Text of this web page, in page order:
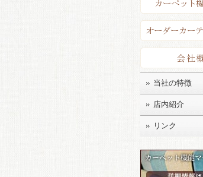
当社の特徴
店内紹介
リンク